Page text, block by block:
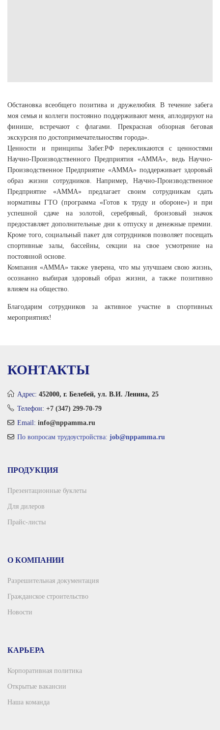
Обстановка всеобщего позитива и дружелюбия. В течение забега
моя семья и коллеги постоянно поддерживают меня, аплодируют на
финише, встречают с флагами. Прекрасная обзорная беговая
экскурсия по достопримечательностям города».
Ценности и принципы Забег.РФ перекликаются с ценностями
Научно-Производственного Предприятия «АММА», ведь Научно-
Производственное Предприятие «АММА» поддерживает здоровый
образ жизни сотрудников. Например, Научно-Производственное
Предприятие «АММА» предлагает своим сотрудникам сдать
нормативы ГТО (программа «Готов к труду и обороне») и при
успешной сдаче на золотой, серебряный, бронзовый значок
предоставляет дополнительные дни к отпуску и денежные премии.
Кроме того, социальный пакет для сотрудников позволяет посещать
спортивные залы, бассейны, секции на свое усмотрение на
постоянной основе.
Компания «АММА» также уверена, что мы улучшаем свою жизнь,
осознанно выбирая здоровый образ жизни, а также позитивно
влияем на общество.
Благодарим сотрудников за активное участие в спортивных
мероприятиях!
КОНТАКТЫ
Адрес: 452000, г. Белебей, ул. В.И. Ленина, 25
Телефон: +7 (347) 299-70-79
Email: info@nppamma.ru
По вопросам трудоустройства: job@nppamma.ru
ПРОДУКЦИЯ
Презентационные буклеты
Для дилеров
Прайс-листы
О КОМПАНИИ
Разрешительная документация
Гражданское строительство
Новости
КАРЬЕРА
Корпоративная политика
Открытые вакансии
Наша команда